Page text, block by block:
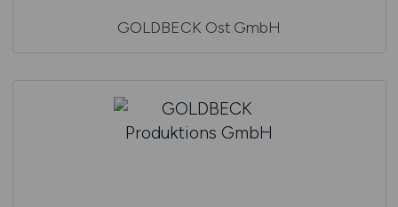
GOLDBECK Ost GmbH